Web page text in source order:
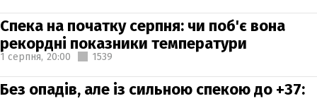
Спека на початку серпня: чи поб'є вона
рекордні показники температури
1 серпня, 20:00 1539
Без опадів, але із сильною спекою до +37: